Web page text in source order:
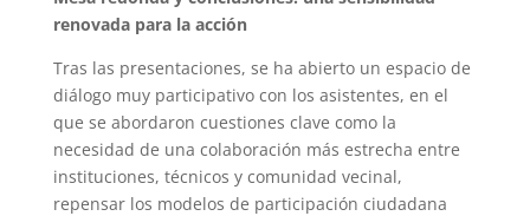
renovada para la acción
Tras las presentaciones, se ha abierto un espacio de
diálogo muy participativo con los asistentes, en el
que se abordaron cuestiones clave como la
necesidad de una colaboración más estrecha entre
instituciones, técnicos y comunidad vecinal,
repensar los modelos de participación ciudadana